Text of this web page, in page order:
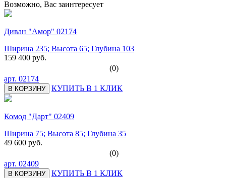
Возможно, Вас заинтересует
Диван "Амор" 02174
Ширина 235; Высота 65; Глубина 103
159 400 руб.
(0)
арт. 02174
В КОРЗИНУ КУПИТЬ В 1 КЛИК
Комод "Дарт" 02409
Ширина 75; Высота 85; Глубина 35
49 600 руб.
(0)
арт. 02409
В КОРЗИНУ КУПИТЬ В 1 КЛИК